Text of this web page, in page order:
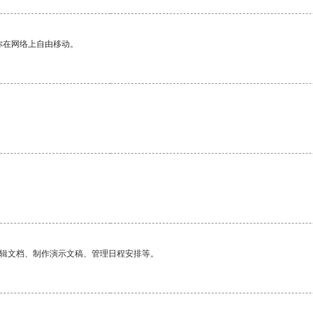
网络上自由移动。
档、制作演示文稿、管理日程安排等。